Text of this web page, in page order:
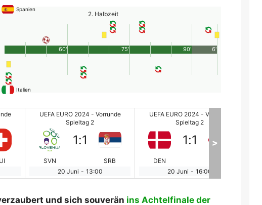
Spanien
2. Halbzeit
Italien
90'
60' 75' 6'
UEFA EURO 2024 - Vorrunde
Spieltag 2
SVN
1:1
SRB
20 Juni - 13:00
UEFA EURO 2024 - Vorrunde
Spieltag 2
DEN
1:1
20 Juni - 16:00
>
und sich souverän ins Achtelfinale der